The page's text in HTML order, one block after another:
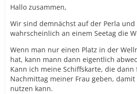
Hallo zusammen,
Wir sind demnächst auf der Perla und
wahrscheinlich an einem Seetag die
Wenn man nur einen Platz in der
hat, kann mann dann eigentlich
Kann ich meine Schiffskarte, die
Nachmittag meiner Frau geben, damit
nutzen kann.